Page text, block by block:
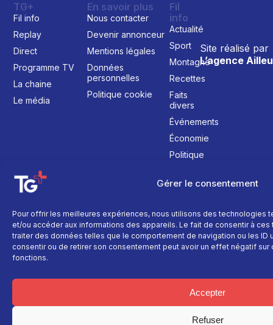
Gérer le consentement
Pour offrir les meilleures expériences, nous utilisons des technologies
et/ou accéder aux informations des appareils. Le fait de consentir à
traiter des données telles que le comportement de navigation ou les ID
consentir ou de retirer son consentement peut avoir un effet négatif
fonctions.
Accepter
Refuser
Site réalisé par
L’agence
TG+
Fil info
Replay
Direct
Programme TV
La chaine
Le média
En savoir plus
Nous contacter
Devenir annonceur
Mentions légales
Données
personnelles
Politique cookie
Fil
info
Actualité
Sport
Montagne
Recettes
Faits
divers
Événements
Économie
Politique